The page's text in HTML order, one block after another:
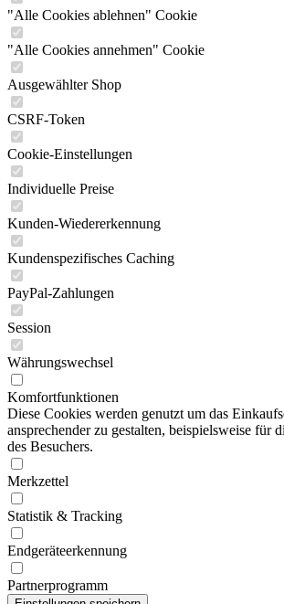
"Alle Cookies ablehnen" Cookie
"Alle Cookies annehmen" Cookie
Ausgewählter Shop
CSRF-Token
Cookie-Einstellungen
Individuelle Preise
Kunden-Wiedererkennung
Kundenspezifisches Caching
PayPal-Zahlungen
Session
Währungswechsel
Komfortfunktionen
Diese Cookies werden genutzt um das
ansprechender zu gestalten, beispielsweise für
des Besuchers.
Merkzettel
Statistik & Tracking
Endgeräteerkennung
Partnerprogramm